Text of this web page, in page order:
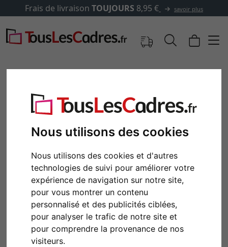
Nous utilisons des cookies
Nous utilisons des cookies et d'autres
technologies de suivi pour améliorer votre
expérience de navigation sur notre site,
pour vous montrer un contenu
personnalisé et des publicités ciblées,
pour analyser le trafic de notre site et
pour comprendre la provenance de nos
visiteurs.
Frais de livraisonTOUJOURS8,95 € savoir plus
Retour